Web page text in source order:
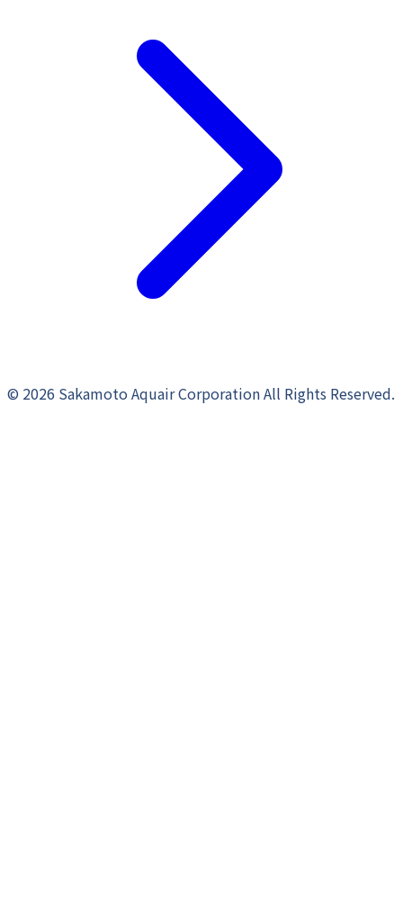
© 2026 Sakamoto Aquair Corporation All Rights Reserved.